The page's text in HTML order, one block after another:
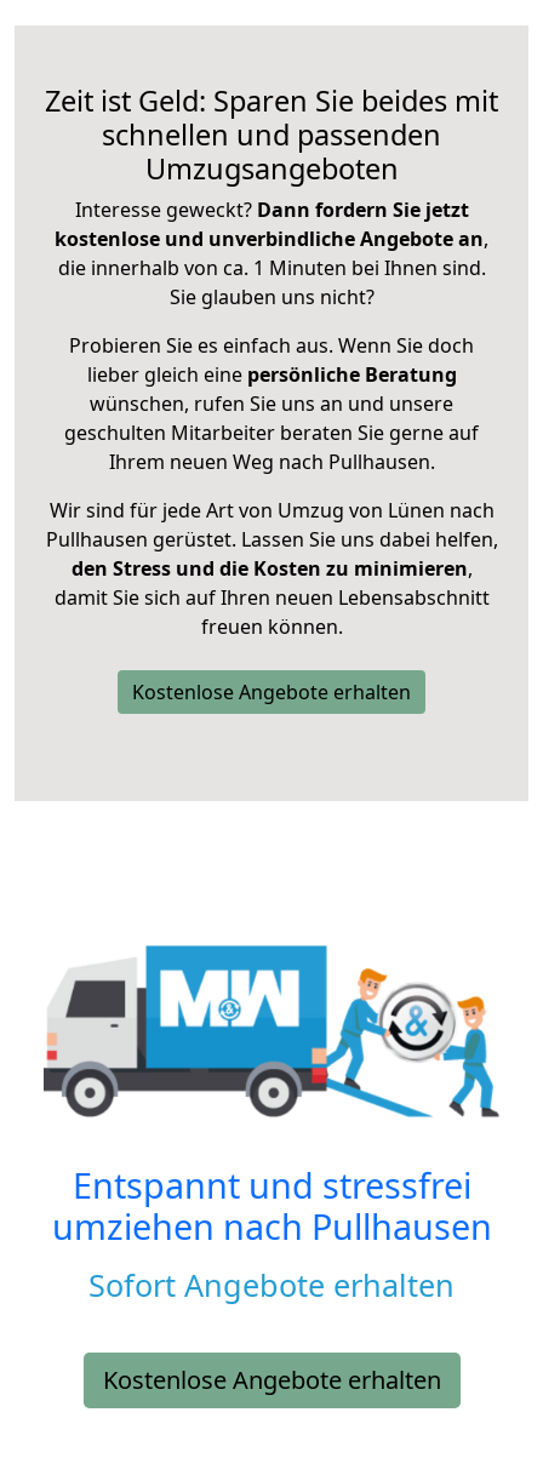
Zeit ist Geld: Sparen Sie beides mit
schnellen und passenden
Umzugsangeboten
Interesse geweckt? Dann fordern Sie jetzt
kostenlose und unverbindliche Angebote an,
die innerhalb von ca. 1 Minuten bei Ihnen sind.
Sie glauben uns nicht?
Probieren Sie es einfach aus. Wenn Sie doch
lieber gleich eine persönliche Beratung
wünschen, rufen Sie uns an und unsere
geschulten Mitarbeiter beraten Sie gerne auf
Ihrem neuen Weg nach Pullhausen.
Wir sind für jede Art von Umzug von Lünen nach
Pullhausen gerüstet. Lassen Sie uns dabei helfen,
den Stress und die Kosten zu minimieren,
damit Sie sich auf Ihren neuen Lebensabschnitt
freuen können.
Kostenlose Angebote erhalten
Entspannt und stressfrei
umziehen nach Pullhausen
Sofort Angebote erhalten
Kostenlose Angebote erhalten